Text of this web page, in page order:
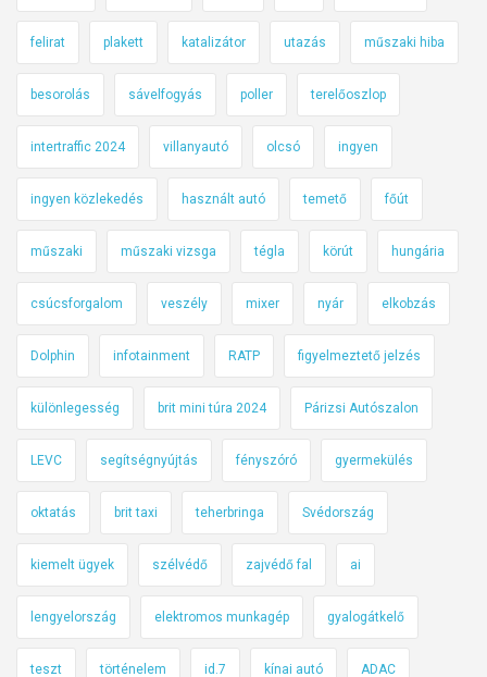
felirat plakett katalizátor utazás műszaki hiba
besorolás sávelfogyás poller terelőoszlop
intertraffic 2024 villanyautó olcsó ingyen
ingyen közlekedés használt autó temető főút
műszaki műszaki vizsga tégla körút hungária
csúcsforgalom veszély mixer nyár elkobzás
Dolphin infotainment RATP figyelmeztető jelzés
különlegesség brit mini túra 2024 Párizsi Autószalon
LEVC segítségnyújtás fényszóró gyermekülés
oktatás brit taxi teherbringa Svédország
kiemelt ügyek szélvédő zajvédő fal ai
lengyelország elektromos munkagép gyalogátkelő
teszt történelem id.7 kínai autó ADAC